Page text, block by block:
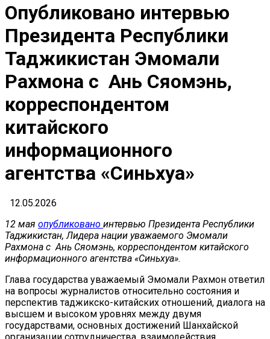
Опубликовано интервью
Президента Республики
Таджикистан Эмомали
Рахмона с Ань Сяомэнь,
корреспондентом
китайского
информационного
агентства «Синьхуа»
12.05.2026
12 мая опубликовано интервью Президента Республики
Таджикистан, Лидера нации уважаемого Эмомали
Рахмона с Ань Сяомэнь, корреспондентом китайского
информационного агентства «Синьхуа».
Глава государства уважаемый Эмомали Рахмон ответил
на вопросы журналистов относительно состояния и
перспектив таджикско-китайских отношений, диалога на
высшем и высоком уровнях между двумя
государствами, основных достижений Шанхайской